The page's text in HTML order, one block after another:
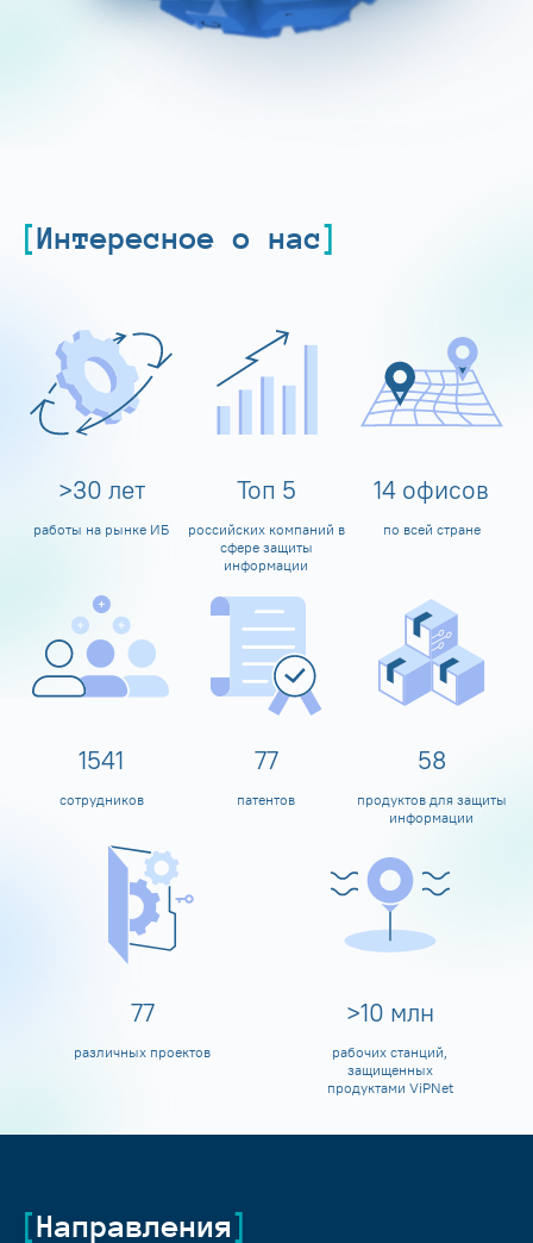
Интересное о нас
>30 лет
работы на рынке ИБ
Топ 5
российских компаний в
сфере защиты
информации
14 офисов
по всей стране
1600
сотрудников
80
патентов
60
продуктов для защиты
информации
80
различных проектов
>10 млн
рабочих станций,
защищенных
продуктами ViPNet
Направления